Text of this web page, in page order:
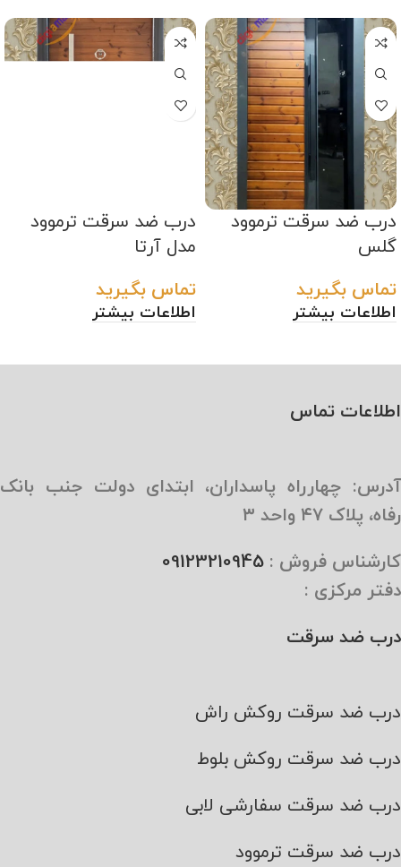
درب ضد سرقت ترموود
گلس
تماس بگیرید
اطلاعات بیشتر
درب ضد سرقت ترموود
مدل آرتا
تماس بگیرید
اطلاعات بیشتر
اطلاعات تماس
آدرس: چهارراه پاسداران، ابتدای دولت جنب بانک
رفاه، پلاک ۴۷ واحد ۳
کارشناس فروش : 09123210945
دفتر مرکزی :
درب ضد سرقت
درب ضد سرقت روکش راش
درب ضد سرقت روکش بلوط
درب ضد سرقت سفارشی لابی
درب ضد سرقت ترموود